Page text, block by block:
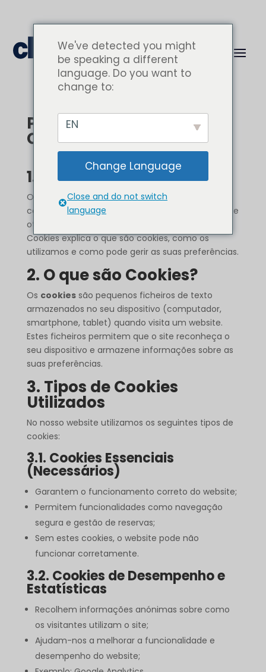
Política de Cookies –
Chelsea
1. Introdução
O website doRestaurante Chelsea
cookies para melhorar a experiência do utilizador e
otimizar os nossos serviços. Esta Política de
Cookies explica o que são cookies, como os
utilizamos e como pode gerir as suas preferências.
2. O que são Cookies?
Os cookiessão pequenos ficheiros de texto
armazenados no seu dispositivo (computador,
smartphone, tablet) quando visita um website.
Estes ficheiros permitem que o site reconheça o
seu dispositivo e armazene informações sobre as
suas preferências.
3. Tipos de Cookies
Utilizados
No nosso website utilizamos os seguintes tipos de
cookies:
3.1. Cookies Essenciais
(Necessários)
Garantem o funcionamento correto do website;
Permitem funcionalidades como navegação
segura e gestão de reservas;
Sem estes cookies, o website pode não
funcionar corretamente.
3.2. Cookies de Desempenho e
Estatísticas
Recolhem informações anónimas sobre como
os visitantes utilizam o site;
Ajudam-nos a melhorar a funcionalidade e
desempenho do website;
We've detected you might
be speaking a different
language. Do you want to
change to:
EN
Change Language
Close and do not switch
language